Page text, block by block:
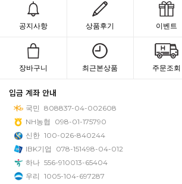
공지사항 상품후기 이벤트
장바구니 최근본상품 주문조회
입금 계좌 안내
국민 808837-04-002608
NH농협
098-01-175790
신한 100-026-840244
IBK기업
078-151498-04-012
하나 556-910013-65404
우리 1005-104-697287